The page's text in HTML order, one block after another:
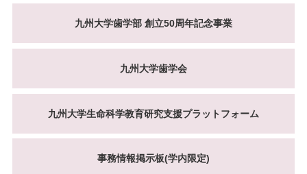
九州大学歯学部 創立50周年記念事業
九州大学歯学会
九州大学生命科学教育研究支援プラットフォーム
事務情報掲示板(学内限定)